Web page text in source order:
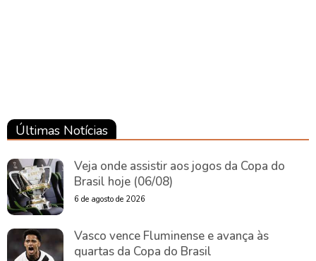
Últimas Notícias
Veja onde assistir aos jogos da Copa do
Brasil hoje (06/08)
6 de agosto de 2026
Vasco vence Fluminense e avança às
quartas da Copa do Brasil